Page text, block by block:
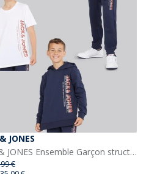
JONES
JACK & JONES Ensemble Garçon structuré trois pièces sweat à Capuche, t-shirt et jogging Bleu Marine
€